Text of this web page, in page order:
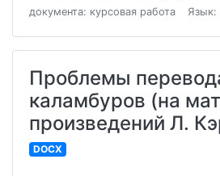
документа: курсовая работа
Язык:
Проблемы
каламбуров (на
произведений Л.
DOCX